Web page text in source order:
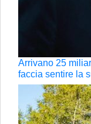
Arrivano 25
faccia sentire la